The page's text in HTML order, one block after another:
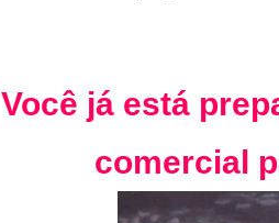
Você já está
comercial